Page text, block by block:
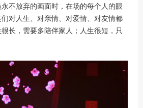
不放弃的画面时，在场的每个人的眼
对人生、对亲情、对爱情、对友情都
长，需要多陪伴家人；人生很短，只